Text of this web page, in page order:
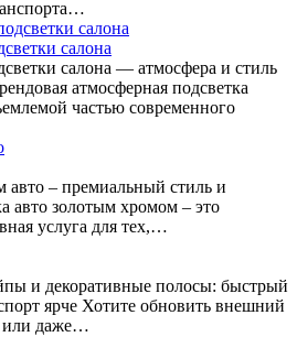
салона
салона — атмосфера и стиль
атмосферная подсветка
частью современного
– премиальный стиль и
авто золотым хромом – это
услуга для тех,…
и декоративные полосы: быстрый
ярче Хотите обновить внешний
или даже…